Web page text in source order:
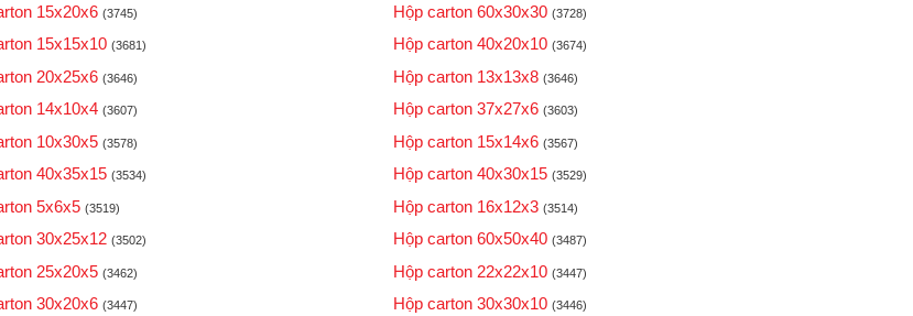
15x20x6 (3745) Hộp carton 60x30x30 (3728)
15x15x10 (3681) Hộp carton 40x20x10 (3674)
20x25x6 (3646) Hộp carton 13x13x8 (3646)
14x10x4 (3607) Hộp carton 37x27x6 (3603)
10x30x5 (3578) Hộp carton 15x14x6 (3567)
40x35x15 (3534) Hộp carton 40x30x15 (3529)
5x6x5 (3519) Hộp carton 16x12x3 (3514)
30x25x12 (3502) Hộp carton 60x50x40 (3487)
25x20x5 (3462) Hộp carton 22x22x10 (3447)
30x20x6 (3447) Hộp carton 30x30x10 (3446)